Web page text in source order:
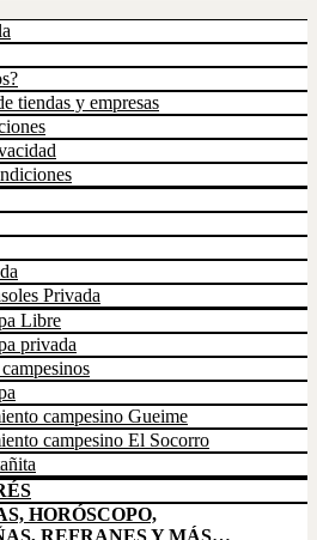
tiendas y empresas
Privada
Libre
privada
campesino Gueime
campesino El Socorro
HORÓSCOPO,
REFRANES Y MÁS…